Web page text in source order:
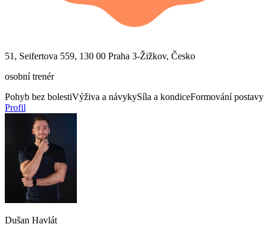
51, Seifertova 559, 130 00 Praha 3-Žižkov, Česko
osobní trenér
Pohyb bez bolestiVýživa a návykySíla a kondiceFormování postavy
Profil
Dušan Havlát